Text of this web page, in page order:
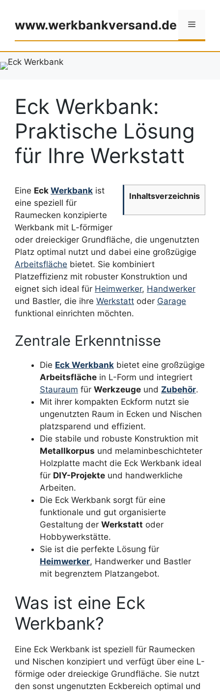
springen
www.werkbankversand.de Menü
Eck Werkbank:
Praktische Lösung
für Ihre Werkstatt
Inhaltsverzeichnis
Eine Eck Werkbank ist
eine speziell für
Raumecken konzipierte
Werkbank mit L-förmiger
oder dreieckiger Grundfläche, die ungenutzten
Platz optimal nutzt und dabei eine großzügige
Arbeitsfläche bietet. Sie kombiniert
Platzeffizienz mit robuster Konstruktion und
eignet sich ideal für Heimwerker, Handwerker
und Bastler, die ihre Werkstatt oder Garage
funktional einrichten möchten.
Zentrale Erkenntnisse
Die Eck Werkbank bietet eine großzügige
Arbeitsfläche in L-Form und integriert
Stauraum für Werkzeuge und Zubehör.
Mit ihrer kompakten Eckform nutzt sie
ungenutzten Raum in Ecken und Nischen
platzsparend und effizient.
Die stabile und robuste Konstruktion mit
Metallkorpus und melaminbeschichteter
Holzplatte macht die Eck Werkbank ideal
für DIY-Projekte und handwerkliche
Arbeiten.
Die Eck Werkbank sorgt für eine
funktionale und gut organisierte
Gestaltung der Werkstatt oder
Hobbywerkstätte.
Sie ist die perfekte Lösung für
Heimwerker, Handwerker und Bastler
mit begrenztem Platzangebot.
Was ist eine Eck
Werkbank?
Eine Eck Werkbank ist speziell für Raumecken
und Nischen konzipiert und verfügt über eine L-
förmige oder dreieckige Grundfläche. Sie nutzt
den sonst ungenutzten Eckbereich optimal und